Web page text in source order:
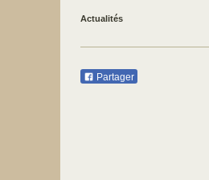
Actualités
Partager